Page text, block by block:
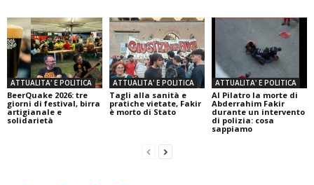
ATTUALITA' E POLITICA
BeerQuake 2026: tre
giorni di festival, birra
artigianale e
solidarietà
ATTUALITA' E POLITICA
Tagli alla sanità e
pratiche vietate, Fakir
è morto di Stato
ATTUALITA' E POLITICA
Al Pilatro la morte di
Abderrahim Fakir
durante un intervento
di polizia: cosa
sappiamo